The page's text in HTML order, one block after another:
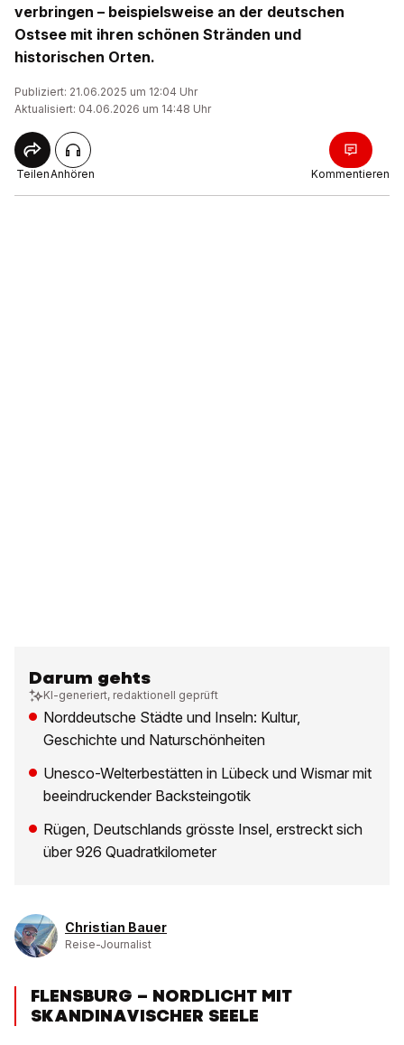
verbringen – beispielsweise an der deutschen
Ostsee mit ihren schönen Stränden und
historischen Orten.
Publiziert: 21.06.2025 um 12:04 Uhr
Aktualisiert: 04.06.2026 um 14:48 Uhr
TeilenAnhören Kommentieren
Darum gehts
KI-generiert, redaktionell geprüft
Norddeutsche Städte und Inseln: Kultur,
Geschichte und Naturschönheiten
Unesco-Welterbestätten in Lübeck und Wismar mit
beeindruckender Backsteingotik
Rügen, Deutschlands grösste Insel, erstreckt sich
über 926 Quadratkilometer
Christian Bauer
Reise-Journalist
FLENSBURG – NORDLICHT MIT
SKANDINAVISCHER SEELE